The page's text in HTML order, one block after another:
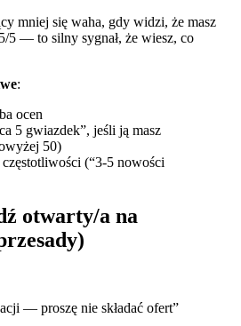
mniej się waha, gdy widzi, że masz
5 — to silny sygnał, że wiesz, co
:
ocen
5 gwiazdek”, jeśli ją masz
50)
(“3-5 nowości
otwarty/a na
— proszę nie składać ofert”